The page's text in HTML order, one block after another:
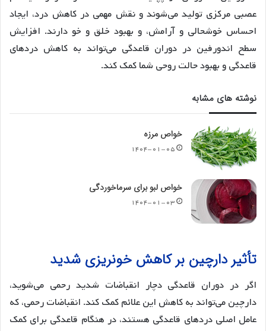
عصبی مرکزی تولید می‌شوند و نقش مهمی در کاهش درد، ایجاد
احساس خوشحالی و آرامش، و بهبود خلق و خو دارند. افزایش
سطح اندورفین در دوران قاعدگی می‌تواند به کاهش دردهای
قاعدگی و بهبود حالت روحی شما کمک کند.
نوشته های مشابه
خواص مرزه
۱۴۰۴-۰۱-۰۵
خواص لبو برای سرماخوردگی
۱۴۰۴-۰۱-۰۳
تأثیر دارچین بر کاهش خونریزی شدید
اگر در دوران قاعدگی دچار انقباضات شدید رحمی می‌شوید،
دارچین می‌تواند به کاهش این علائم کمک کند. انقباضات رحمی، که
عامل اصلی دردهای قاعدگی هستند، در هنگام قاعدگی برای کمک